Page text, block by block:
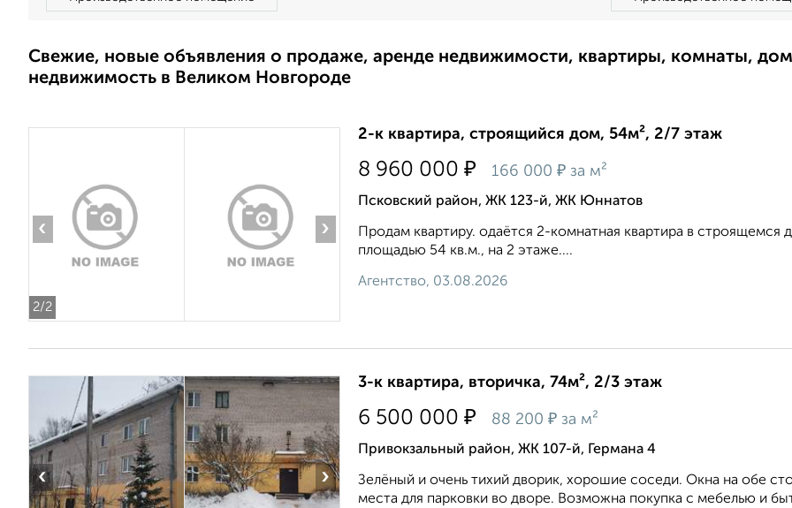
Свежие, новые объявления о продаже, аренде недвижимости, квартиры, комнаты,
недвижимость в Великом Новгороде
2/2
‹ ›
2-к квартира, строящийся дом, 54м², 2/7 этаж
8 960 000 ₽ 166 000 ₽ за м²
Псковский район, ЖК 123-й, ЖК Юннатов
Продам квартиру. одаётся 2-комнатная квартира в
площадью 54 кв.м., на 2 этаже....
Агентство, 03.08.2026
‹ ›
3-к квартира, вторичка, 74м², 2/3 этаж
6 500 000 ₽ 88 200 ₽ за м²
Привокзальный район, ЖК 107-й, Германа 4
Зелёный и очень тихий дворик, хорошие соседи. Окна на обе
места для парковки во дворе. Возможна покупка с мебелью и